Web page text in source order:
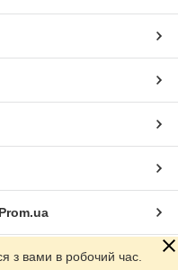
Prom.ua
з вами в робочий час.